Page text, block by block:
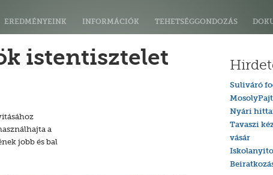
EREDMÉNYEINK INFORMÁCIÓK TEHETSÉGGONDOZÁS
istentisztelet
a
jobb és bal
Suliváró
Nyári
Tavaszi
vásár